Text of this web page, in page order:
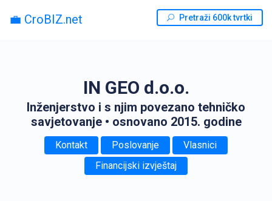
💼 CroBIZ.net Pretraži 600k tvrtki
IN GEO d.o.o.
Inženjerstvo i s njim povezano tehničko
savjetovanje • osnovano 2015. godine
Kontakt Poslovanje
Vlasnici
Financijski izvještaj